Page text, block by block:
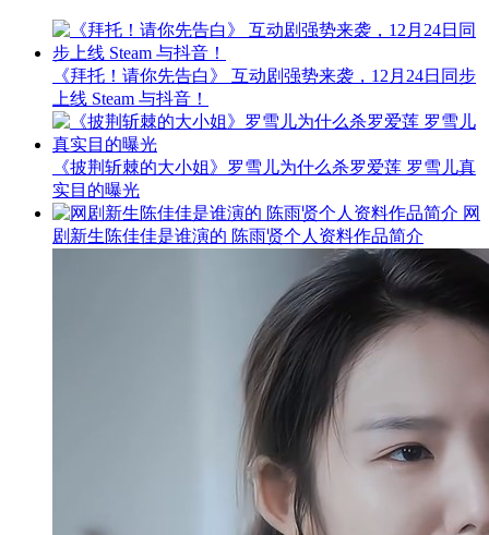
《拜托！请你先告白》 互动剧强势来袭，12月24日同步
上线 Steam 与抖音！
《披荆斩棘的大小姐》罗雪儿为什么杀罗爱莲 罗雪儿真
实目的曝光
网
剧新生陈佳佳是谁演的 陈雨贤个人资料作品简介